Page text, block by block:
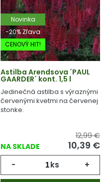
Novinka
-20% Zľava
CENOVÝ HIT!
Astilba Arendsova ´PAUL
GAARDER´ kont. 1,5 l
Jedinečná astilba s výraznými
červenými kvetmi na červenej
stonke.
NA SKLADE
12,99 €
10,39 €
- ks +